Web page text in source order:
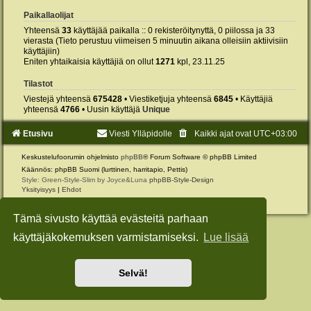
Tämä sivusto käyttää evästeitä parhaan
käyttäjäkokemuksen varmistamiseksi.
Lue lisää
Selvä!
Paikallaolijat
Yhteensä 33 käyttäjää paikalla :: 0 rekisteröitynyttä, 0 piilossa ja 33
vierasta (Tieto perustuu viimeisen 5 minuutin aikana olleisiin aktiivisiin
käyttäjiin)
Eniten yhtaikaisia käyttäjiä on ollut1271 kpl, 23.11.25
Tilastot
Viestejä yhteensä 675428 • Viestiketjuja yhteensä 6845 • Käyttäjiä
yhteensä 4766 • Uusin käyttäjä Unique
Etusivu Kaikki ajat ovat UTC+03:00
Viesti Ylläpidolle
Keskustelufoorumin ohjelmisto phpBB® Forum Software © phpBB Limited
Käännös: phpBB Suomi (lurttinen, harritapio, Pettis)
Style: Green-Style-Slim by Joyce&Luna phpBB-Style-Design
Yksityisyys | Ehdot